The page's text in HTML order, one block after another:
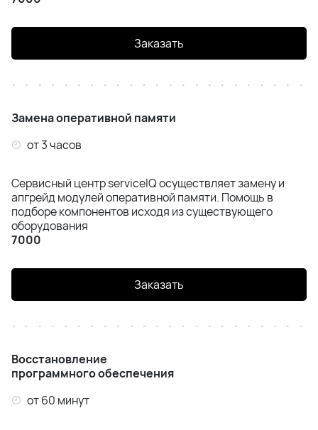
Заказать
Замена оперативной памяти
от 3 часов
Сервисный центр serviceIQ осуществляет замену и
апгрейд модулей оперативной памяти. Помощь в
подборе компонентов исходя из существующего
оборудования
7000
Заказать
Восстановление
программного обеспечения
от 60 минут